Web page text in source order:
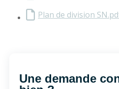
Plan de division
Une demande